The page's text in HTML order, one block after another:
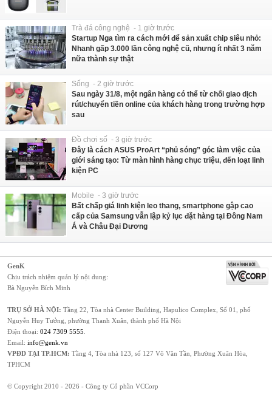
Trà đá công nghệ - 1 giờ trước
Startup Nga tìm ra cách mới để sản xuất chip siêu nhỏ:
Nhanh gấp 3.000 lần công nghệ cũ, nhưng ít nhất 3 năm
nữa thành sự thật
Sống - 2 giờ trước
Sau ngày 31/8, một ngân hàng có thể từ chối giao dịch
rút/chuyển tiền online của khách hàng trong trường hợp
sau
Đồ chơi số - 3 giờ trước
Đây là cách ASUS ProArt “phủ sóng” góc làm việc của
giới sáng tạo: Từ màn hình hàng chục triệu, đến loạt linh
kiện PC
Mobile - 3 giờ trước
Bất chấp giá linh kiện leo thang, smartphone gập cao
cấp của Samsung vẫn lập kỷ lục đặt hàng tại Đông Nam
Á và Châu Đại Dương
GenK
Chịu trách nhiệm quản lý nội dung:
Bà Nguyễn Bích Minh
TRỤ SỞ HÀ NỘI: Tầng 22, Tòa nhà Center Building, Hapulico Complex, Số 01, phố
Nguyễn Huy Tưởng, phường Thanh Xuân, thành phố Hà Nội
Điện thoại: 024 7309 5555
Email: info@genk.vn
VPĐD TẠI TP.HCM: Tầng 4, Tòa nhà 123, số 127 Võ Văn Tần, Phường Xuân Hòa,
TPHCM
© Copyright 2010 - 2026 - Công ty Cổ phần VCCorp